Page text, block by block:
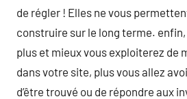
de régler ! Elles ne vous
construire sur le long terme. enfin,
plus et mieux vous exploiterez de
dans votre site, plus vous allez
d’être trouvé ou de répondre aux